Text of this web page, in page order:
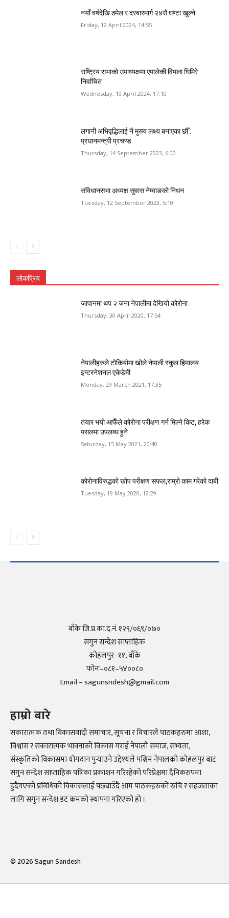
नयाँ वर्षदेखि ठमेल र दरबारमार्ग २४सै घण्टा खुल्ने
Friday, 12 April 2024, 14:55
राष्ट्रिय सभाको उपाध्यक्षमा एमालेकी विमला घिमिरे
निर्वाचित
Wednesday, 10 April 2024, 17:10
लगानी अभिवृद्धिलाई नै मुख्य लक्ष्य बनाएका छौँ :
प्रधानमन्त्री प्रचण्ड
Thursday, 14 September 2023, 6:00
संविधानसभा अध्यक्ष सुवास नेम्वाङको निधन
Tuesday, 12 September 2023, 5:10
लोकप्रिय
जापानमा थप २ जना नेपालीमा देखियो कोरोना
Thursday, 30 April 2020, 17:54
नेपालीहरुले टोकियोमा खोले नेपाली स्कुल हिमालय
इन्टरनेशनल एकेडेमी
Monday, 29 March 2021, 17:35
तयार भयो आफैँले कोरोना परीक्षण गर्न मिल्ने किट, हरेक
पसलमा उपलब्ध हुने
Saturday, 15 May 2021, 20:40
कोरोनाविरुद्धको खोप परीक्षण सफल,राम्रो काम गरेको दाबी
Tuesday, 19 May 2020, 12:29
बाँके जि.प्र.का.द.नं. १२९/०६९/०७०
सगुन सन्देश साप्ताहिक
कोहलपुर–११, बाँके
फोनः–०८१–५४००८०
Email – sagunsndesh@gmail.com
हाम्रो बारे
सकारात्मक तथा विकासवादी समाचार, सूचना र विचारले पाठकहरुमा आशा,
विश्वास र सकारात्मक भावनाको विकास गराई नेपाली समाज, सभ्यता,
संस्कृतिको विकासमा योगदान पुर्‍याउने उद्देश्यले पश्चिम नेपालको कोहलपुर बाट
सगुन सन्देश साप्ताहिक पत्रिका प्रकाशन गरिरहेको परिप्रेक्षमा दैनिकरुपमा
हुदैगएको प्रविधिको विकासलाई पछ्याउँदै आम पाठकहरुको रुचि र सहजताका
लागि सगुन सन्देश डट कमको स्थापना गरिएको हो ।
©2026Sagun Sandesh